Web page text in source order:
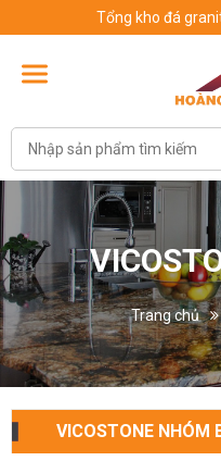
Tổng kho đá
Trang chủ
VICOSTONE NHÓM